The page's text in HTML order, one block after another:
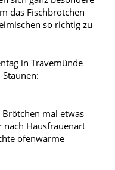
das Fischbrötchen
so richtig zu
in Travemünde
mal etwas
Hausfrauenart
ofenwarme